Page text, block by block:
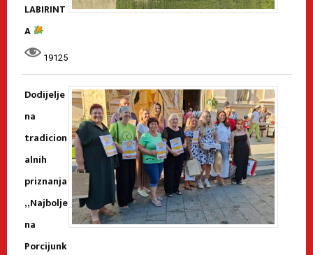
LABIRINT
A
19125
Dodijelje
na
tradicion
alnih
priznanja
„Najbolje
na
Porcijunk